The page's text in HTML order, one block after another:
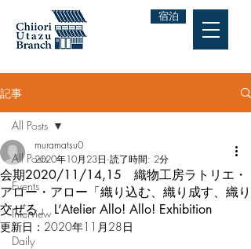
宿泊
記事
All Posts
Events
Interview
Daily
All Posts
会期2020/11/14,15 織物工房ラトリエ・
アロー・アロー「織り込む、織り成す、織り
交ぜる」 L’Atelier Allo! Allo! Exhibition
muramatsu0
2020年10月23日 読了時間: 2分
更新日： 2020年11月28日